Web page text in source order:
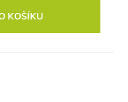
KOŠÍKU